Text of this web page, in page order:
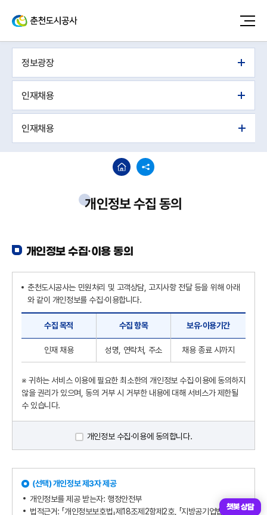
정보광장
인재채용
인재채용
개인정보 수집 동의
개인정보 수집·이용 동의
춘천도시공사는 민원처리 및 고객상담, 고지사항 전달 등을 위해 아래
와 같이 개인정보를 수집·이용합니다.
수집 목적 수집 항목 보유·이용기간
인재 채용 성명, 연락처, 주소 채용 종료 시까지
※ 귀하는 서비스 이용에 필요한 최소한의 개인정보 수집‧이용에 동의하지
않을 권리가 있으며, 동의 거부 시 거부한 내용에 대해 서비스가 제한될
수 있습니다.
개인정보 수집·이용에 동의합니다.
(선택) 개인정보 제3자 제공
개인정보를 제공 받는자: 행정안전부
법적근거: 「개인정보보호법」제18조제2항제2호, 「지방공기업법」제78
챗봇 상담